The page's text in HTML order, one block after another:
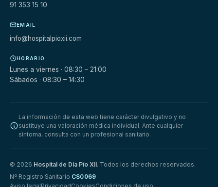
91 353 15 10
EMAIL
info@hospitalpioxii.com
HORARIO
Lunes a viernes · 08:30 – 21:00
Sábados · 08:30 – 14:30
La información de esta web tiene carácter divulgativo y no
sustituye una valoración médica individual. Ante cualquier
síntoma, consulta con un profesional sanitario.
© 2026 Hospital de Día Pío XII. Todos los derechos reservados.
Nº Registro Sanitario CS0069